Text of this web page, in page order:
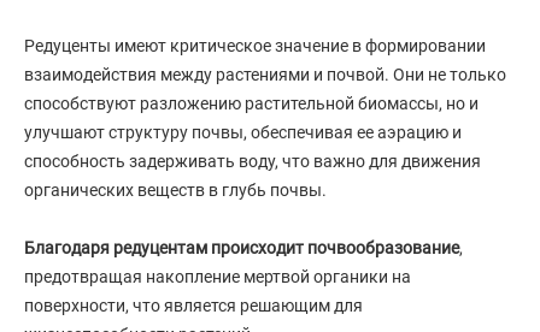
Редуценты имеют критическое значение в формировании
взаимодействия между растениями и почвой. Они не только
способствуют разложению растительной биомассы, но и
улучшают структуру почвы, обеспечивая ее аэрацию и
способность задерживать воду, что важно для движения
органических веществ в глубь почвы.
Благодаря редуцентам происходит почвообразование,
предотвращая накопление мертвой органики на
поверхности, что является решающим для